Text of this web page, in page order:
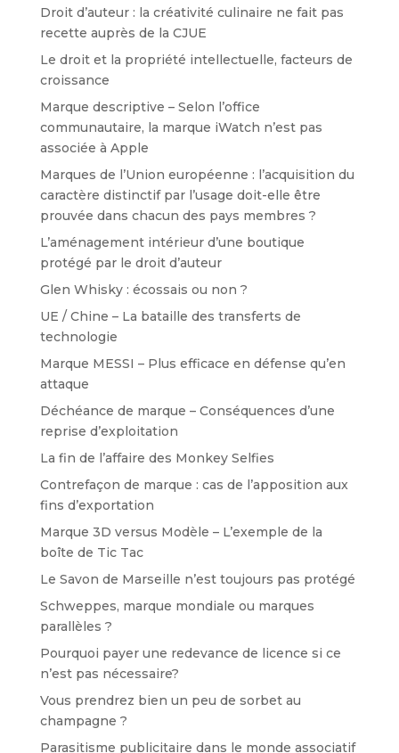
Droit d’auteur : la créativité culinaire ne fait pas
recette auprès de la CJUE
Le droit et la propriété intellectuelle, facteurs de
croissance
Marque descriptive – Selon l’office
communautaire, la marque iWatch n’est pas
associée à Apple
Marques de l’Union européenne : l’acquisition du
caractère distinctif par l’usage doit-elle être
prouvée dans chacun des pays membres ?
L’aménagement intérieur d’une boutique
protégé par le droit d’auteur
Glen Whisky : écossais ou non ?
UE / Chine – La bataille des transferts de
technologie
Marque MESSI – Plus efficace en défense qu’en
attaque
Déchéance de marque – Conséquences d’une
reprise d’exploitation
La fin de l’affaire des Monkey Selfies
Contrefaçon de marque : cas de l’apposition aux
fins d’exportation
Marque 3D versus Modèle – L’exemple de la
boîte de Tic Tac
Le Savon de Marseille n’est toujours pas protégé
Schweppes, marque mondiale ou marques
parallèles ?
Pourquoi payer une redevance de licence si ce
n’est pas nécessaire?
Vous prendrez bien un peu de sorbet au
champagne ?
Parasitisme publicitaire dans le monde associatif